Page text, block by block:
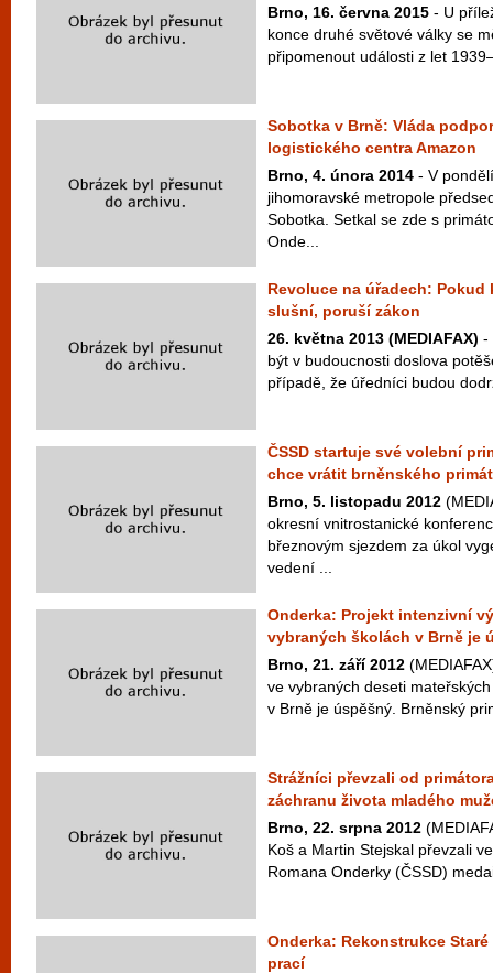
Brno, 16. června 2015 - U
konce druhé světové války se
připomenout události z let
Sobotka v Brně: Vláda
logistického centra Amazon
Brno, 4. února 2014 - V
jihomoravské metropole
Sobotka. Setkal se zde s
Onde...
Revoluce na úřadech:
slušní, poruší zákon
26. května 2013 (MEDIAFAX) -
být v budoucnosti doslova
případě, že úředníci budou
ČSSD startuje své volební
chce vrátit brněnského
Brno, 5. listopadu 2012
okresní vnitrostanické
březnovým sjezdem za úkol
vedení ...
Onderka: Projekt intenzivní
vybraných školách v Brně je
Brno, 21. září 2012
ve vybraných deseti
v Brně je úspěšný. Brněnský
Strážníci převzali od
záchranu života mladého
Brno, 22. srpna 2012
Koš a Martin Stejskal převzali
Romana Onderky (ČSSD)
Onderka: Rekonstrukce
prací